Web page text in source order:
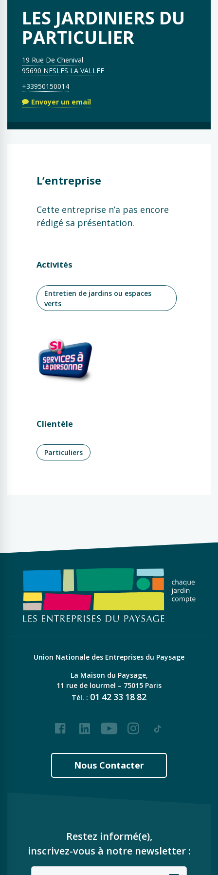
LES JARDINIERS DU
PARTICULIER
19 Rue De Chenival
95690 NESLES LA VALLEE
+33950150014
Envoyer un email
L’entreprise
Cette entreprise n’a pas encore
rédigé sa présentation.
Activités
Entretien de jardins ou espaces
verts
Clientèle
Particuliers
Union Nationale des Entreprises du Paysage
La Maison du Paysage,
11 rue de lourmel – 75015 Paris
Tél. : 01 42 33 18 82
FacebookLinkedInYoutubeInstagram
Tiktok
Nous Contacter
Restez informé(e),
inscrivez-vous à notre newsletter :